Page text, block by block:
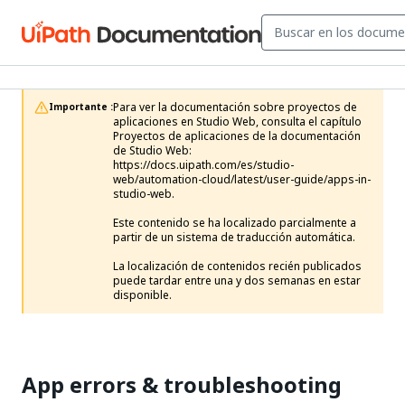
Importante :Para ver la documentación sobre proyectos de
aplicaciones en Studio Web, consulta el capítulo
Proyectos de aplicaciones de la documentación
de Studio Web:
https://docs.uipath.com/es/studio-
web/automation-cloud/latest/user-guide/apps-in-
studio-web.
Este contenido se ha localizado parcialmente a
partir de un sistema de traducción automática.
La localización de contenidos recién publicados
puede tardar entre una y dos semanas en estar
disponible.
App errors & troubleshooting